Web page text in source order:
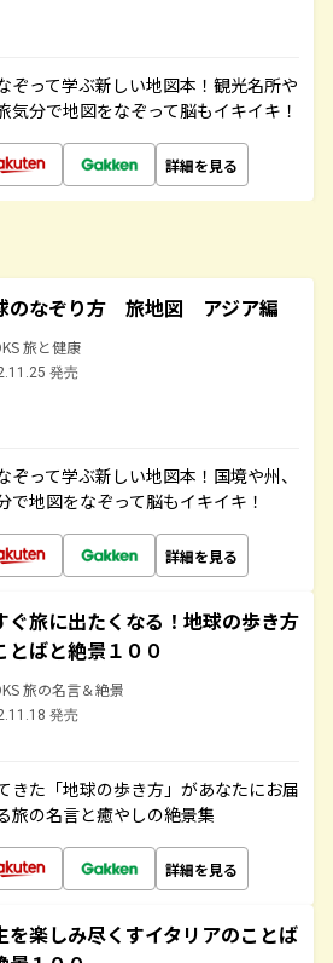
ぞって学ぶ新しい地図本！観光名所や
気分で地図をなぞって脳もイキイキ！
詳細を見る
のなぞり方 旅地図 アジア編
旅と健康
発売
って学ぶ新しい地図本！国境や州、
で地図をなぞって脳もイキイキ！
詳細を見る
ぐ旅に出たくなる！地球の歩き方
とばと絶景１００
旅の名言＆絶景
発売
きた「地球の歩き方」があなたにお届
旅の名言と癒やしの絶景集
詳細を見る
を楽しみ尽くすイタリアのことば